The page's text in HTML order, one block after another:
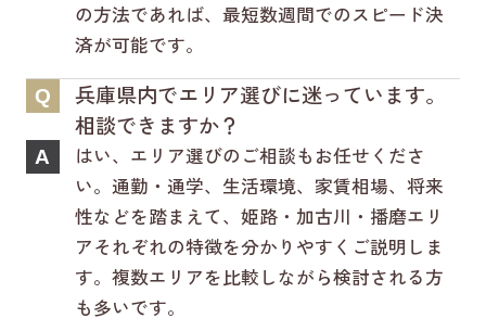
の方法であれば、最短数週間でのスピード決
済が可能です。
Q
兵庫県内でエリア選びに迷っています。
相談できますか？
A
はい、エリア選びのご相談もお任せくださ
い。通勤・通学、生活環境、家賃相場、将来
性などを踏まえて、姫路・加古川・播磨エリ
アそれぞれの特徴を分かりやすくご説明しま
す。複数エリアを比較しながら検討される方
も多いです。